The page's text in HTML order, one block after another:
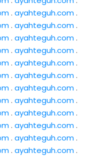
. ayahteguh.com.
. ayahteguh.com.
. ayahteguh.com.
. ayahteguh.com.
. ayahteguh.com.
. ayahteguh.com.
. ayahteguh.com.
. ayahteguh.com.
. ayahteguh.com.
. ayahteguh.com.
. ayahteguh.com.
. ayahteguh.com.